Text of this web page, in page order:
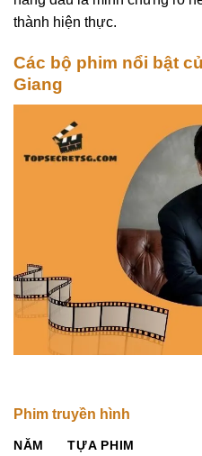
thành hiện thực.
Các bộ phim nổi bật
Giang
Phim truyền hình
NĂM TỰA PHIM